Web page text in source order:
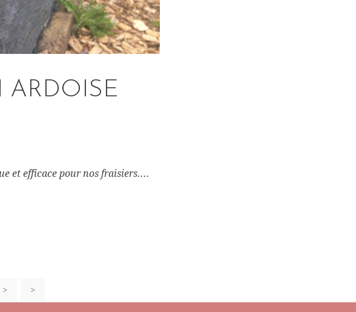
ARDOISE
et efficace pour nos fraisiers....
> >